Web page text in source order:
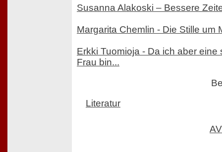
Susanna Alakoski – Bessere
Margarita Chemlin - Die Stille um
Erkki Tuomioja - Da ich aber
Frau bin...
Literatur